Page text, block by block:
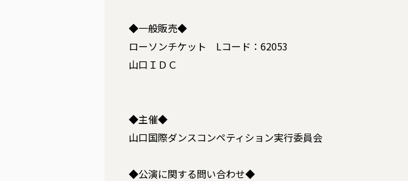
◆一般販売◆
ローソンチケット Lコード：62053
山口ＩＤＣ
◆主催◆
山口国際ダンスコンペティション実行委員会
◆公演に関する問い合わせ◆